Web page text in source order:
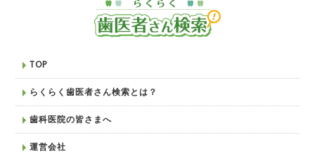
TOP
らくらく歯医者さん検索とは？
歯科医院の皆さまへ
運営会社